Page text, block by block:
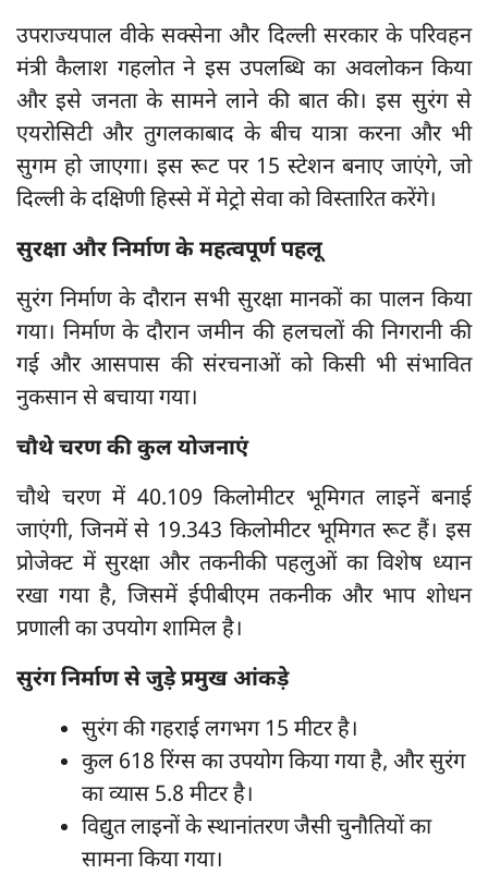
उपराज्यपाल वीके सक्सेना और दिल्ली सरकार के परिवहन
मंत्री कैलाश गहलोत ने इस उपलब्धि का अवलोकन किया
और इसे जनता के सामने लाने की बात की। इस सुरंग से
एयरोसिटी और तुगलकाबाद के बीच यात्रा करना और भी
सुगम हो जाएगा। इस रूट पर 15 स्टेशन बनाए जाएंगे, जो
दिल्ली के दक्षिणी हिस्से में मेट्रो सेवा को विस्तारित करेंगे।
सुरक्षा और निर्माण के महत्वपूर्ण पहलू
सुरंग निर्माण के दौरान सभी सुरक्षा मानकों का पालन किया
गया। निर्माण के दौरान जमीन की हलचलों की निगरानी की
गई और आसपास की संरचनाओं को किसी भी संभावित
नुकसान से बचाया गया।
चौथे चरण की कुल योजनाएं
चौथे चरण में 40.109 किलोमीटर भूमिगत लाइनें बनाई
जाएंगी, जिनमें से 19.343 किलोमीटर भूमिगत रूट हैं। इस
प्रोजेक्ट में सुरक्षा और तकनीकी पहलुओं का विशेष ध्यान
रखा गया है, जिसमें ईपीबीएम तकनीक और भाप शोधन
प्रणाली का उपयोग शामिल है।
सुरंग निर्माण से जुड़े प्रमुख आंकड़े
सुरंग की गहराई लगभग 15 मीटर है।
कुल 618 रिंग्स का उपयोग किया गया है, और सुरंग
का व्यास 5.8 मीटर है।
विद्युत लाइनों के स्थानांतरण जैसी चुनौतियों का
सामना किया गया।